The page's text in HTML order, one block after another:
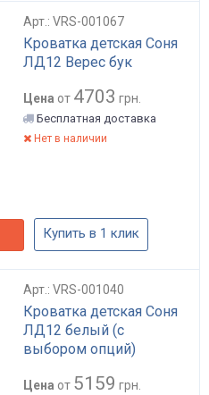
Арт.: VRS-001067
Кроватка детская Соня
ЛД12 Верес бук
Цена от 4703 грн.
Бесплатная доставка
Нет в наличии
Купить в 1 клик
Арт.: VRS-001040
Кроватка детская Соня
ЛД12 белый (с
выбором опций)
Цена от 5159 грн.